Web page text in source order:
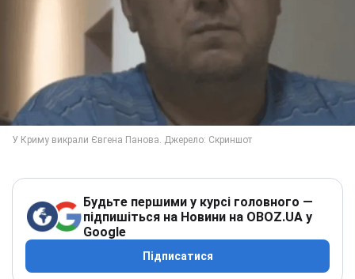
Будьте першими у курсі головного —
підпишіться на Новини на OBOZ.UA у
Google
Підписатися